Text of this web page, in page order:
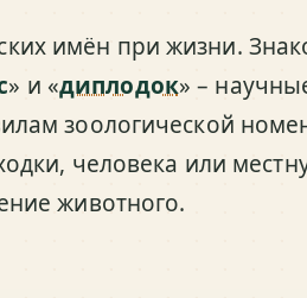
имён при жизни.
» и «диплодок» –
зоологической
человека или
животного.